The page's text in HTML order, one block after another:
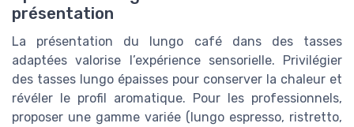
présentation
La présentation du lungo café dans des tasses
adaptées valorise l’expérience sensorielle. Privilégier
des tasses lungo épaisses pour conserver la chaleur et
révéler le profil aromatique. Pour les professionnels,
proposer une gamme variée (lungo espresso, ristretto,